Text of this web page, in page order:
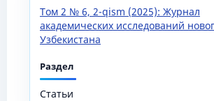
Том 2 № 6, 2-qism (2025): Журнал
академических исследований
Узбекистана
Раздел
Статьи